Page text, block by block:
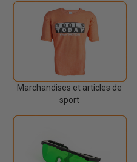
Marchandises et articles de
sport